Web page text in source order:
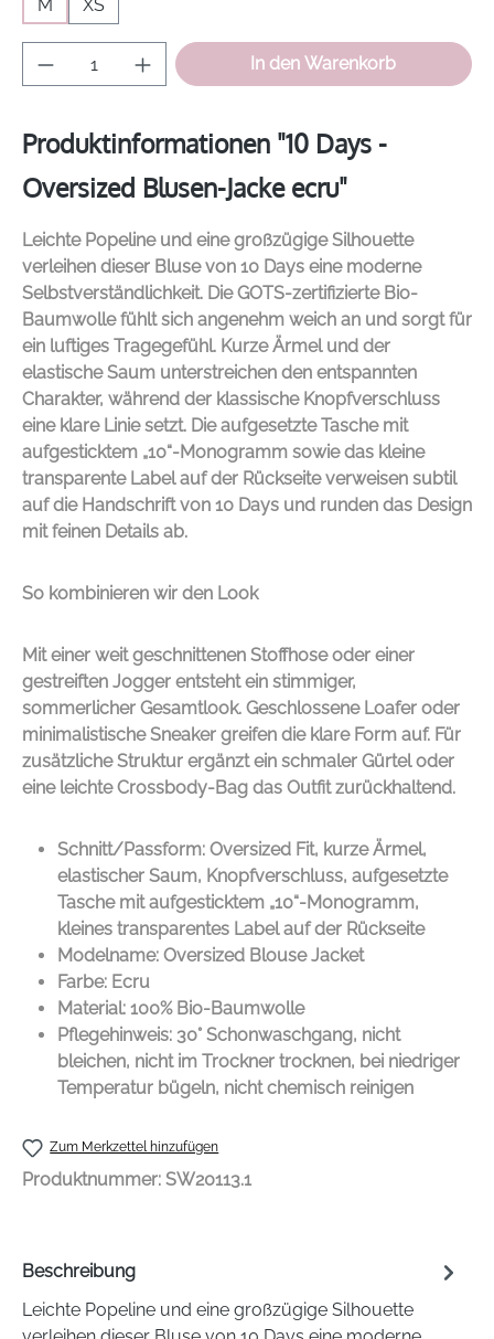
M
XS
Produkt Anzahl: Gib den gewünschten
In den Warenkorb
Produktinformationen "10 Days -
Oversized Blusen-Jacke ecru"
Leichte Popeline und eine großzügige Silhouette
verleihen dieser Bluse von 10 Days eine moderne
Selbstverständlichkeit. Die GOTS-zertifizierte Bio-
Baumwolle fühlt sich angenehm weich an und sorgt für
ein luftiges Tragegefühl. Kurze Ärmel und der
elastische Saum unterstreichen den entspannten
Charakter, während der klassische Knopfverschluss
eine klare Linie setzt. Die aufgesetzte Tasche mit
aufgesticktem „10“-Monogramm sowie das kleine
transparente Label auf der Rückseite verweisen subtil
auf die Handschrift von 10 Days und runden das Design
mit feinen Details ab.
So kombinieren wir den Look
Mit einer weit geschnittenen Stoffhose oder einer
gestreiften Jogger entsteht ein stimmiger,
sommerlicher Gesamtlook. Geschlossene Loafer oder
minimalistische Sneaker greifen die klare Form auf. Für
zusätzliche Struktur ergänzt ein schmaler Gürtel oder
eine leichte Crossbody-Bag das Outfit zurückhaltend.
Schnitt/Passform: Oversized Fit, kurze Ärmel,
elastischer Saum, Knopfverschluss, aufgesetzte
Tasche mit aufgesticktem „10“-Monogramm,
kleines transparentes Label auf der Rückseite
Modelname: Oversized Blouse Jacket
Farbe: Ecru
Material: 100% Bio-Baumwolle
Pflegehinweis: 30° Schonwaschgang, nicht
bleichen, nicht im Trockner trocknen, bei niedriger
Temperatur bügeln, nicht chemisch reinigen
Zum Merkzettel hinzufügen
Produktnummer: SW20113.1
Beschreibung
Leichte Popeline und eine großzügige Silhouette